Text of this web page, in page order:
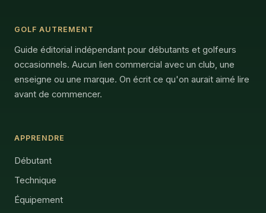
GOLF AUTREMENT
Guide éditorial indépendant pour débutants et golfeurs
occasionnels. Aucun lien commercial avec un club, une
enseigne ou une marque. On écrit ce qu'on aurait aimé lire
avant de commencer.
APPRENDRE
Débutant
Technique
Équipement